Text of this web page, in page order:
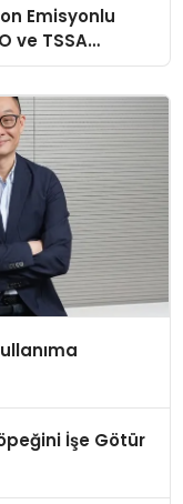
Emisyonlu
ve TSSA
İşe Götür